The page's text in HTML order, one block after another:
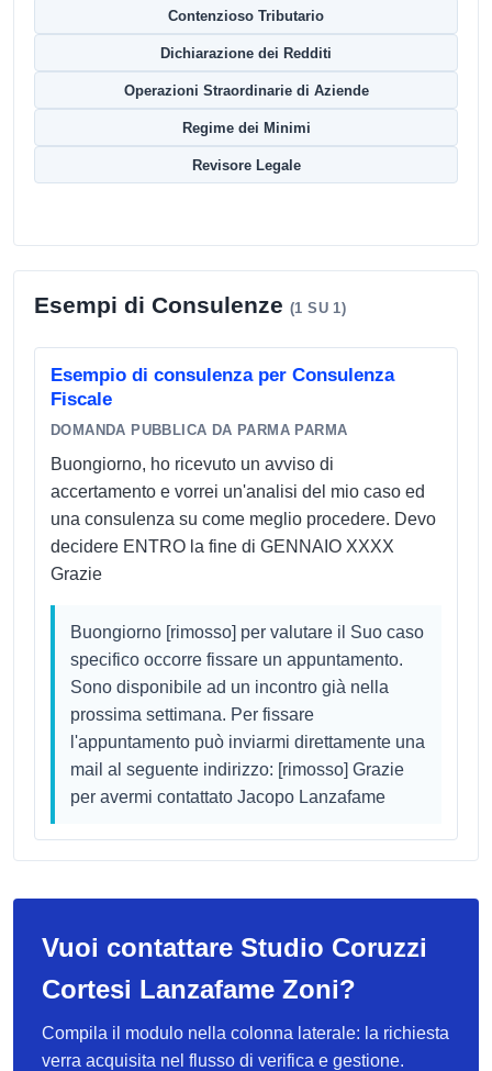
Contenzioso Tributario
Dichiarazione dei Redditi
Operazioni Straordinarie di Aziende
Regime dei Minimi
Revisore Legale
Esempi di Consulenze (1 SU 1)
Esempio di consulenza per Consulenza
Fiscale
DOMANDA PUBBLICA DA PARMA PARMA
Buongiorno, ho ricevuto un avviso di
accertamento e vorrei un'analisi del mio caso ed
una consulenza su come meglio procedere. Devo
decidere ENTRO la fine di GENNAIO XXXX
Grazie
Buongiorno [rimosso] per valutare il Suo caso
specifico occorre fissare un appuntamento.
Sono disponibile ad un incontro già nella
prossima settimana. Per fissare
l'appuntamento può inviarmi direttamente una
mail al seguente indirizzo: [rimosso] Grazie
per avermi contattato Jacopo Lanzafame
Vuoi contattare Studio Coruzzi
Cortesi Lanzafame Zoni?
Compila il modulo nella colonna laterale: la richiesta
verra acquisita nel flusso di verifica e gestione.